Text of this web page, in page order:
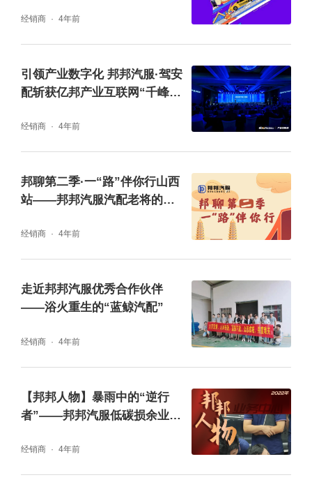
亮点二：全新数智应用服务0距离体验
近年来，互联网+为各产业带来了巨大的创
进程的速度。聚焦数字化，邦邦汽服在2020年
基于大数据、人工智能、区块链、物联网，开
发全新智能应用模块，包含：智能询报供，行
业搜索引擎，AI价格引擎，大数据中台，商务
经销商 4年前
引领产业数字化 邦邦汽服·驾安
配斩获亿邦产业互联网“千峰
经销商 4年前
邦聊第二季·一“路”伴你行山西
站——邦邦汽服汽配老将的突
经销商 4年前
走近邦邦汽服优秀合作伙伴
——浴火重生的“蓝鲸汽配”
经销商 4年前
【邦邦人物】暴雨中的“逆行
者”——邦邦汽服低碳损余业务
经销商 4年前